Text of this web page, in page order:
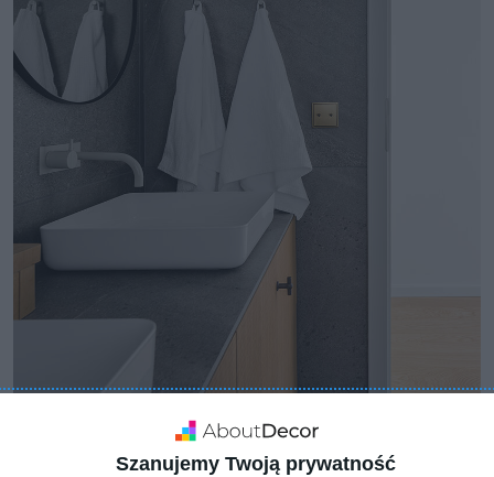
Szanujemy Twoją prywatność